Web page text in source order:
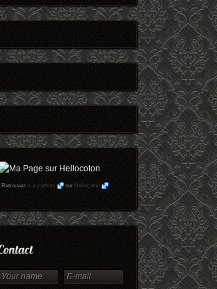
Retrouvezmaryophoto surHellocoton